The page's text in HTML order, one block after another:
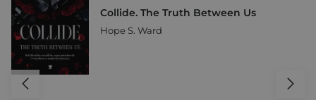
Collide. The Truth Between Us
Hope S. Ward